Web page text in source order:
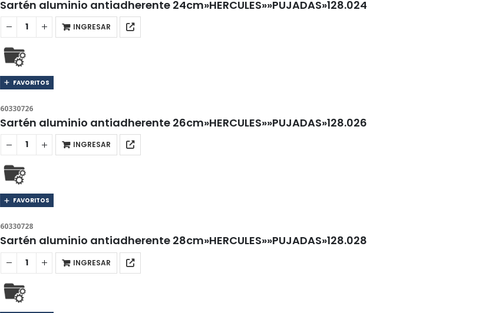
Sartén aluminio antiadherente 24cm»HERCULES»»PUJADAS»128.024
INGRESAR
FAVORITOS
60330726
Sartén aluminio antiadherente 26cm»HERCULES»»PUJADAS»128.026
INGRESAR
FAVORITOS
60330728
Sartén aluminio antiadherente 28cm»HERCULES»»PUJADAS»128.028
INGRESAR